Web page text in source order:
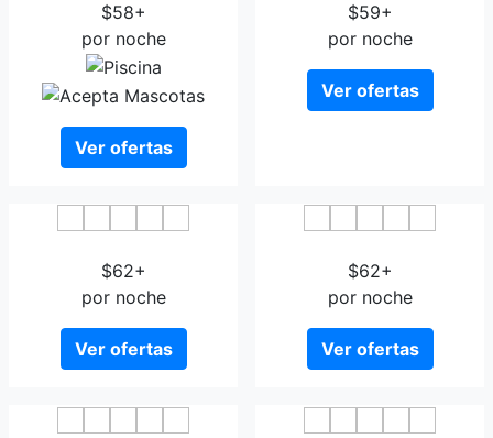
$58+
por noche
Ver ofertas
$59+
por noche
Ver ofertas
$62+
por noche
Ver ofertas
$62+
por noche
Ver ofertas